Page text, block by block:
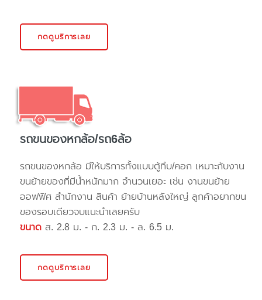
กดดูบริการเลย
รถขนของหกล้อ/รถ6ล้อ
รถขนของหกล้อ มีให้บริการทั้งแบบตู้ทึบ/คอก เหมาะกับงาน
ขนย้ายของที่มีน้ำหนักมาก จำนวนเยอะ เช่น งานขนย้าย
ออฟฟิศ สำนักงาน สินค้า ย้ายบ้านหลังใหญ่ ลูกค้าอยากขน
ของรอบเดียวจบแนะนำเลยครับ
ขนาด ส. 2.8 ม. - ก. 2.3 ม. - ล. 6.5 ม.
กดดูบริการเลย